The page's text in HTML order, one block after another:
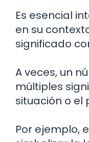
Es esencial
en su
significado
A veces, un
múltiples
situación o el
Por ejemplo,